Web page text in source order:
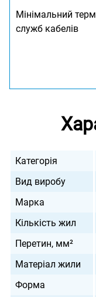
Мінімальний
служб кабелів
Категорія
Вид виробу
Марка
Кількість жил
Перетин, мм²
Матеріал жили
Форма